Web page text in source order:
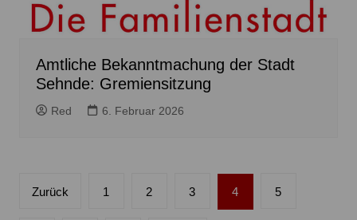
Amtliche Bekanntmachung der Stadt
Sehnde: Gremiensitzung
Red 6. Februar 2026
Seitennummerierung
Zurück 1 2 3 4 5